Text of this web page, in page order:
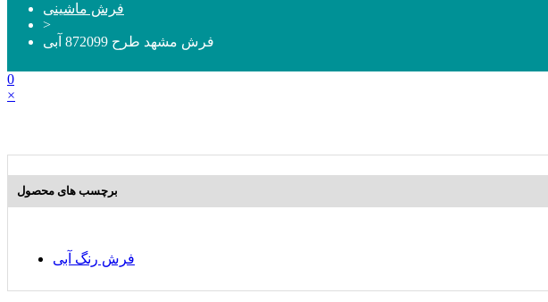
فرش ماشینی
>
فرش مشهد طرح 872099 آبی
0
×
برچسب های محصول
فرش رنگ آبی